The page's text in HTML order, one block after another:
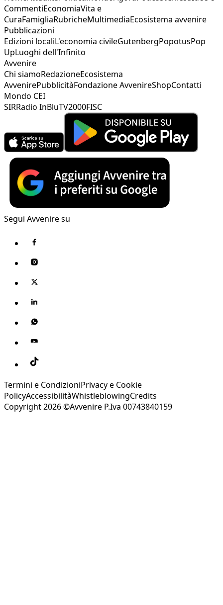
CommentiEconomiaVita e
CuraFamigliaRubricheMultimediaEcosistema avvenire
Pubblicazioni
Edizioni localiL'economia civileGutenbergPopotusPop
UpLuoghi dell'Infinito
Avvenire
Chi siamoRedazioneEcosistema
AvvenirePubblicitàFondazione AvvenireShopContatti
Mondo CEI
SIRRadio InBluTV2000FISC
Segui Avvenire su
Termini e CondizioniPrivacy e Cookie
PolicyAccessibilitàWhistleblowingCredits
Copyright 2026 ©Avvenire P.Iva 00743840159